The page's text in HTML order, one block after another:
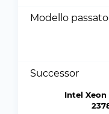
Modello passato
Successor
Intel Xeon